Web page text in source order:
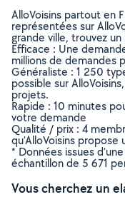
AlloVoisins partout en
représentées sur
grande ville, trouvez
Efficace : Une
millions de demandes
Généraliste : 1 250
possible sur
projets.
Rapide : 10 minutes
votre demande
Qualité / prix : 4
qu’AlloVoisins
* Données issues
échantillon de 5 671
Vous cherchez un